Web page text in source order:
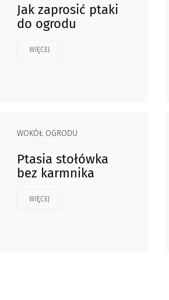
Jak zaprosić ptaki
do ogrodu
WIĘCEJ
WOKÓŁ OGRODU
Ptasia stołówka
bez karmnika
WIĘCEJ